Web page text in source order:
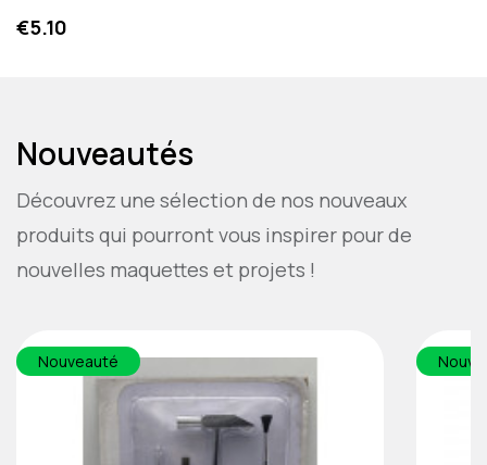
Price
€5.10
Nouveautés
Découvrez une sélection de nos nouveaux
produits qui pourront vous inspirer pour de
nouvelles maquettes et projets !
Nouveauté